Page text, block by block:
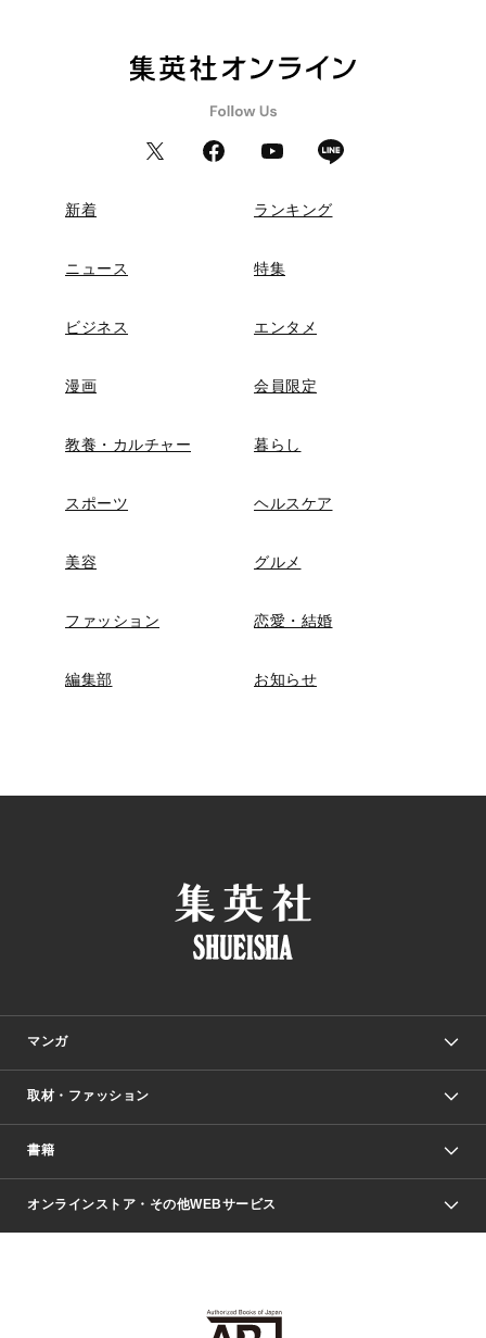
新着 ランキング
ニュース 特集
ビジネス エンタメ
漫画 会員限定
教養・カルチャー 暮らし
スポーツ ヘルスケア
美容 グルメ
ファッション 恋愛・結婚
編集部 お知らせ
マンガ
少年マンガ
Vジャンプ
週刊ヤングジャンプ
少女マンガ
取材・ファッション
Seventeen
芸能・情報・スポーツ
書籍
文芸・文庫・総合
ライトノベル・ノベライズ
オンラインストア・その他WEBサービス